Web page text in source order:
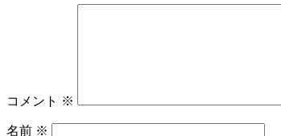
コメント ※
名前 ※